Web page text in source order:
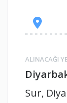
ALINACAĞI
Sur,